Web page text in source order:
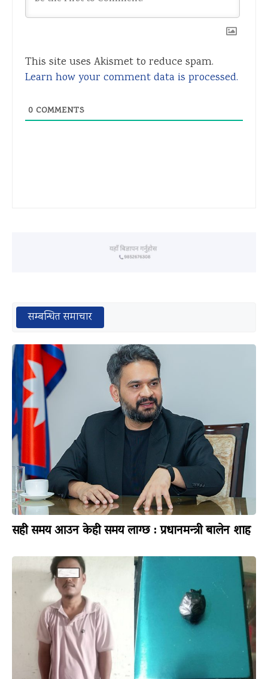
This site uses Akismet to reduce spam.
Learn how your comment data is processed.
0 COMMENTS
सम्बन्धित समाचार
सही समय आउन केही समय लाग्छ : प्रधानमन्त्री बालेन शाह